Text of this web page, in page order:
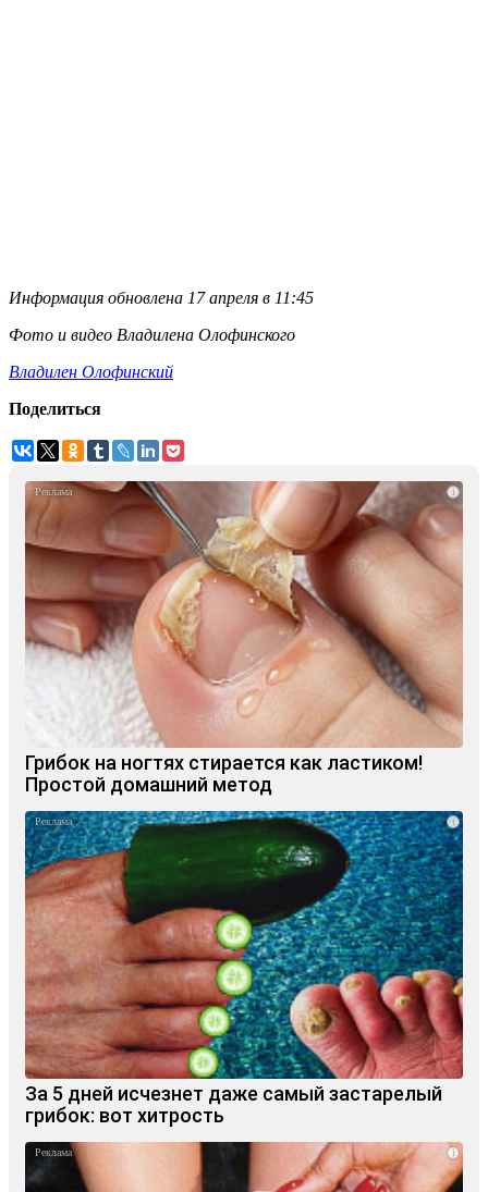
Информация обновлена 17 апреля в 11:45
Фото и видео Владилена Олофинского
Владилен Олофинский
Поделиться
i
Грибок на ногтях стирается как ластиком!
Простой домашний метод
i
За 5 дней исчезнет даже самый застарелый
грибок: вот хитрость
i